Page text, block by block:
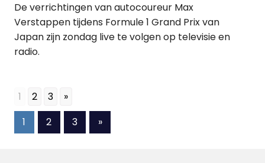
De verrichtingen van autocoureur Max
Verstappen tijdens Formule 1 Grand Prix van
Japan zijn zondag live te volgen op televisie en
radio.
1 2 3 »
Berichten
1 2 3
Volgende
berichten
»